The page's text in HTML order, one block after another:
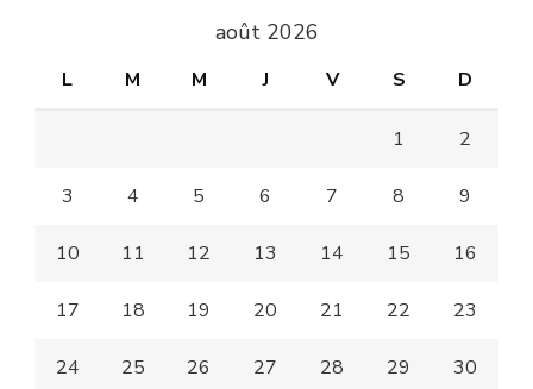
août 2026
L M M J V S D
1 2
3 4 5 6 7 8 9
10 11 12 13 14 15 16
17 18 19 20 21 22 23
24 25 26 27 28 29 30